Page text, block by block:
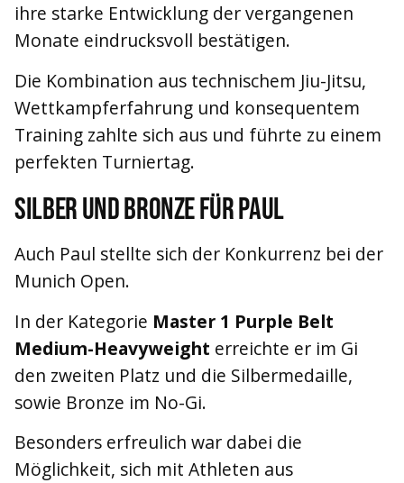
ihre starke Entwicklung der vergangenen
Monate eindrucksvoll bestätigen.
Die Kombination aus technischem Jiu-Jitsu,
Wettkampferfahrung und konsequentem
Training zahlte sich aus und führte zu einem
perfekten Turniertag.
Silber und Bronze für Paul
Auch Paul stellte sich der Konkurrenz bei der
Munich Open.
In der Kategorie Master 1 Purple Belt
Medium-Heavyweight erreichte er im Gi
den zweiten Platz und die Silbermedaille,
sowie Bronze im No-Gi.
Besonders erfreulich war dabei die
Möglichkeit, sich mit Athleten aus